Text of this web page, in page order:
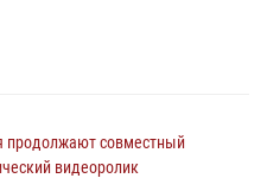
продолжают совместный
видеоролик